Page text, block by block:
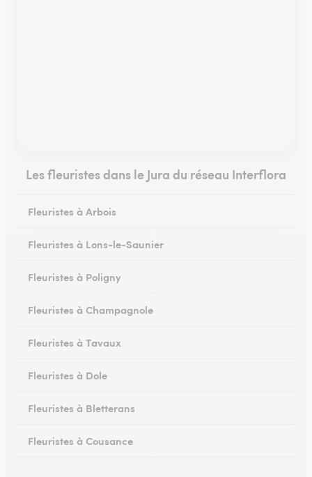
Les fleuristes dans le Jura du réseau Interflora
Fleuristes à Arbois
Fleuristes à Lons-le-Saunier
Fleuristes à Poligny
Fleuristes à Champagnole
Fleuristes à Tavaux
Fleuristes à Dole
Fleuristes à Bletterans
Fleuristes à Cousance